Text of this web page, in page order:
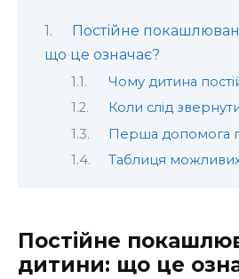
Постійне
що це означає?
Чому дитина
Коли слід
Перша допомога
Таблиця можливих
Постійне
дитини: що це